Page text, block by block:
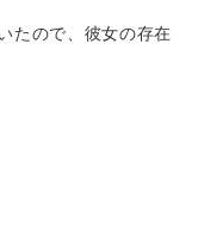
たので、彼女の存在